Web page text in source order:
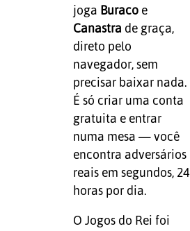
joga Buracoe
Canastra de graça,
direto pelo
navegador, sem
precisar baixar nada.
É só criar uma conta
gratuita e entrar
numa mesa — você
encontra adversários
reais em segundos, 24
horas por dia.
O Jogos do Rei foi